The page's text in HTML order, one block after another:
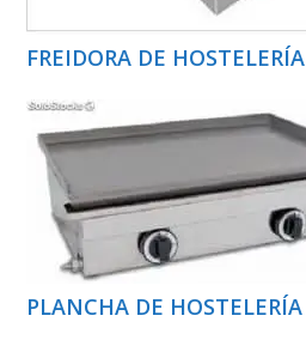
FREIDORA DE HOSTELERÍA
PLANCHA DE HOSTELERÍA